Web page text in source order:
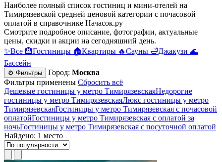
Наиболее полный список гостиниц и мини-отелей на
Тимирязевской средней ценовой категории c почасовой
оплатой в справочнике Начасок.ру
Смотрите подробное описание, фотографии, актуальные
цены, скидки и акции на сегодняшний день.
✨Все 🏨Гостиницы 🏠Квартиры 🔥Сауны 🛁Джакузи 🌊
Бассейн
⚙ Фильтры Город: Москва
Фильтры применены Сбросить всё
Дешевые гостиницы у метро ТимирязевскаяНедорогие
гостиницы у метро ТимирязевскаяЛюкс гостиницы у метро
ТимирязевскаяГостиницы у метро Тимирязевская c почасовой
оплатойГостиницы у метро Тимирязевская с оплатой за
ночьГостиницы у метро Тимирязевская c посуточной оплатой
Найдено: 1 место